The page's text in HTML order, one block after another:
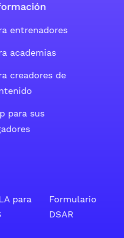
entrenadores
academias
creadores de
para sus
para
Formulario
DSAR